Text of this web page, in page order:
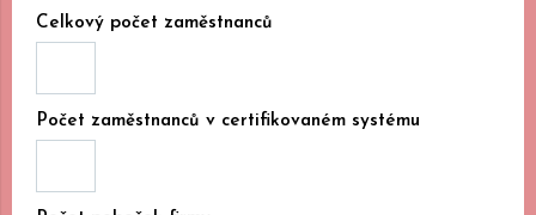
Celkový počet zaměstnanců
Počet zaměstnanců v certifikovaném systému